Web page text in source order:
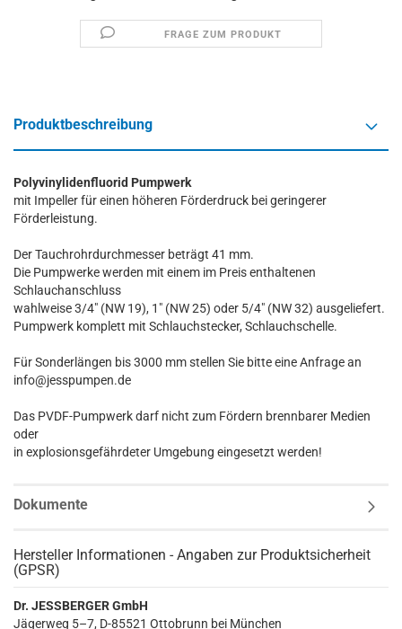
FRAGE ZUM PRODUKT
Produktbeschreibung
Polyvinylidenfluorid Pumpwerk
mit Impeller für einen höheren Förderdruck bei geringerer
Förderleistung.
Der Tauchrohrdurchmesser beträgt 41 mm.
Die Pumpwerke werden mit einem im Preis enthaltenen
Schlauchanschluss
wahlweise 3/4" (NW 19), 1" (NW 25) oder 5/4" (NW 32) ausgeliefert.
Pumpwerk komplett mit Schlauchstecker, Schlauchschelle.
Für Sonderlängen bis 3000 mm stellen Sie bitte eine Anfrage an
info@jesspumpen.de
Das PVDF-Pumpwerk darf nicht zum Fördern brennbarer Medien
oder
in explosionsgefährdeter Umgebung eingesetzt werden!
Dokumente
Hersteller Informationen - Angaben zur Produktsicherheit
(GPSR)
Dr. JESSBERGER GmbH
Jägerweg 5–7, D-85521 Ottobrunn bei München